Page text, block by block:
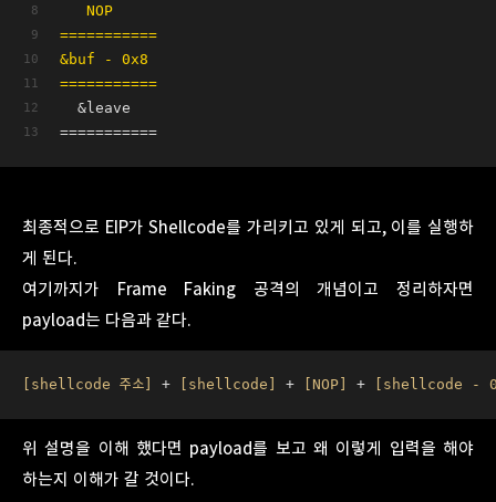
   NOP
===========
&buf - 0x8
===========
  &leave
===========
최종적으로 EIP가 Shellcode를 가리키고 있게 되고, 이를 실행하
게 된다.
여기까지가 Frame Faking 공격의 개념이고 정리하자면
payload는 다음과 같다.
[shellcode 주소] + [shellcode] + [NOP] + [shellcode -
위 설명을 이해 했다면 payload를 보고 왜 이렇게 입력을 해야
하는지 이해가 갈 것이다.